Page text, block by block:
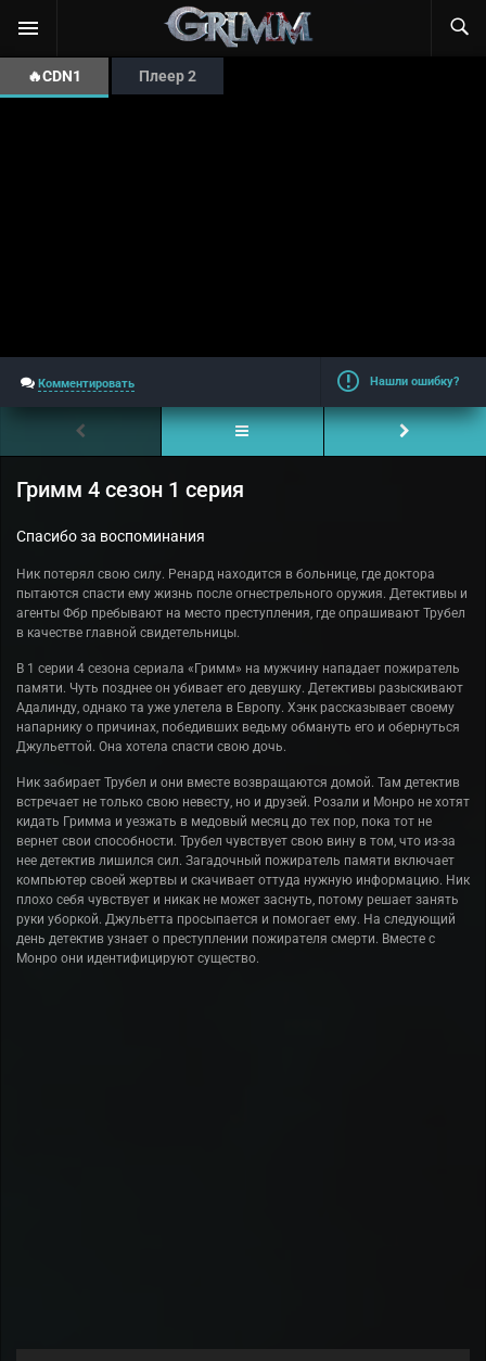
🔥CDN1 Плеер 2
Комментировать Нашли ошибку?
Гримм 4 сезон 1 серия
Спасибо за воспоминания
Ник потерял свою силу. Ренард находится в больнице, где доктора
пытаются спасти ему жизнь после огнестрельного оружия. Детективы и
агенты Фбр пребывают на место преступления, где опрашивают Трубел
в качестве главной свидетельницы.
В 1 серии 4 сезона сериала «Гримм» на мужчину нападает пожиратель
памяти. Чуть позднее он убивает его девушку. Детективы разыскивают
Адалинду, однако та уже улетела в Европу. Хэнк рассказывает своему
напарнику о причинах, победивших ведьму обмануть его и обернуться
Джульеттой. Она хотела спасти свою дочь.
Ник забирает Трубел и они вместе возвращаются домой. Там детектив
встречает не только свою невесту, но и друзей. Розали и Монро не хотят
кидать Гримма и уезжать в медовый месяц до тех пор, пока тот не
вернет свои способности. Трубел чувствует свою вину в том, что из-за
нее детектив лишился сил. Загадочный пожиратель памяти включает
компьютер своей жертвы и скачивает оттуда нужную информацию. Ник
плохо себя чувствует и никак не может заснуть, потому решает занять
руки уборкой. Джульетта просыпается и помогает ему. На следующий
день детектив узнает о преступлении пожирателя смерти. Вместе с
Монро они идентифицируют существо.